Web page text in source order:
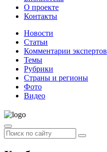
О проекте
Контакты
Новости
Статьи
Комментарии экспертов
Темы
Рубрики
Страны и регионы
Фото
Видео